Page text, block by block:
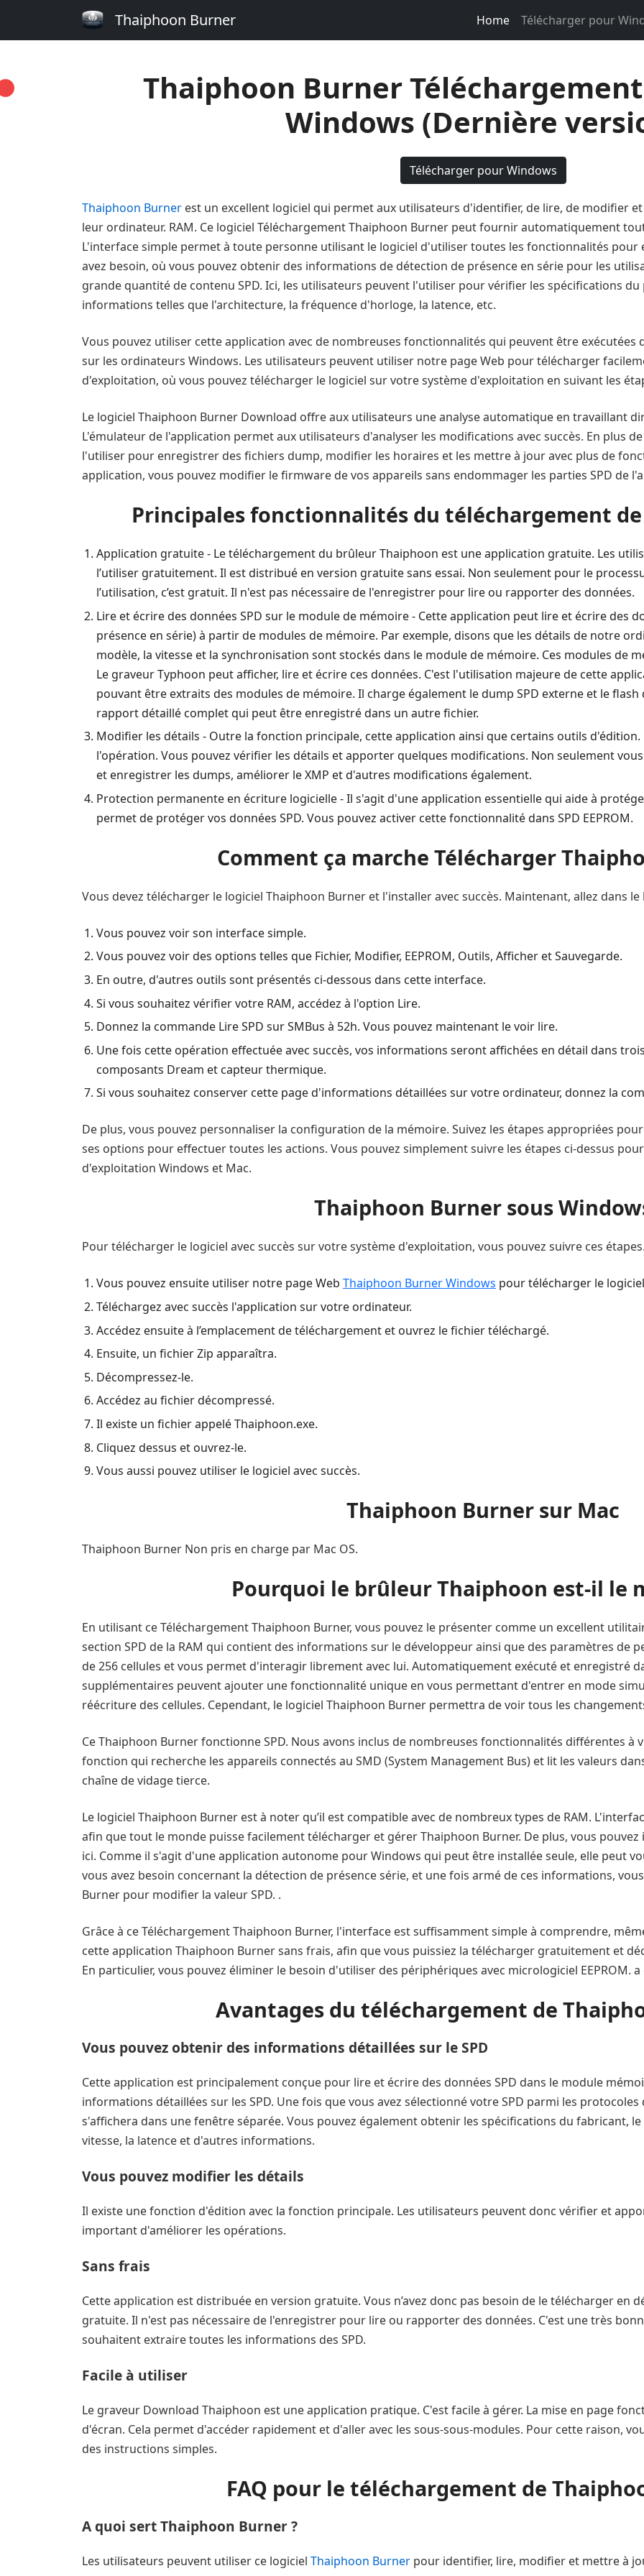
Thaiphoon Burner Home Télécharger pour
Thaiphoon Burner
Windows (Dernière
Télécharger pour Windows
Thaiphoon Burner est un excellent logiciel qui permet aux utilisateurs d'identifier, de lire, de modifier
leur ordinateur. RAM. Ce logiciel Téléchargement Thaiphoon Burner peut fournir automatiquement
L'interface simple permet à toute personne utilisant le logiciel d'utiliser toutes les fonctionnalités pour
avez besoin, où vous pouvez obtenir des informations de détection de présence en série pour les
grande quantité de contenu SPD. Ici, les utilisateurs peuvent l'utiliser pour vérifier les spécifications
informations telles que l'architecture, la fréquence d'horloge, la latence, etc.
Vous pouvez utiliser cette application avec de nombreuses fonctionnalités qui peuvent être
sur les ordinateurs Windows. Les utilisateurs peuvent utiliser notre page Web pour télécharger
d'exploitation, où vous pouvez télécharger le logiciel sur votre système d'exploitation en suivant les
Le logiciel Thaiphoon Burner Download offre aux utilisateurs une analyse automatique en travaillant
L'émulateur de l'application permet aux utilisateurs d'analyser les modifications avec succès. En plus
l'utiliser pour enregistrer des fichiers dump, modifier les horaires et les mettre à jour avec plus de
application, vous pouvez modifier le firmware de vos appareils sans endommager les parties SPD de
Principales fonctionnalités du téléchargement
Application gratuite - Le téléchargement du brûleur Thaiphoon est une application gratuite. Les
l’utiliser gratuitement. Il est distribué en version gratuite sans essai. Non seulement pour le
l’utilisation, c’est gratuit. Il n'est pas nécessaire de l'enregistrer pour lire ou rapporter des données.
Lire et écrire des données SPD sur le module de mémoire - Cette application peut lire et écrire des
présence en série) à partir de modules de mémoire. Par exemple, disons que les détails de notre
modèle, la vitesse et la synchronisation sont stockés dans le module de mémoire. Ces modules de
Le graveur Typhoon peut afficher, lire et écrire ces données. C'est l'utilisation majeure de cette
pouvant être extraits des modules de mémoire. Il charge également le dump SPD externe et le flash
rapport détaillé complet qui peut être enregistré dans un autre fichier.
Modifier les détails - Outre la fonction principale, cette application ainsi que certains outils
l'opération. Vous pouvez vérifier les détails et apporter quelques modifications. Non seulement
et enregistrer les dumps, améliorer le XMP et d'autres modifications également.
Protection permanente en écriture logicielle - Il s'agit d'une application essentielle qui aide à
permet de protéger vos données SPD. Vous pouvez activer cette fonctionnalité dans SPD EEPROM.
Comment ça marche Télécharger
Vous devez télécharger le logiciel Thaiphoon Burner et l'installer avec succès. Maintenant, allez dans
Vous pouvez voir son interface simple.
Vous pouvez voir des options telles que Fichier, Modifier, EEPROM, Outils, Afficher et Sauvegarde.
En outre, d'autres outils sont présentés ci-dessous dans cette interface.
Si vous souhaitez vérifier votre RAM, accédez à l'option Lire.
Donnez la commande Lire SPD sur SMBus à 52h. Vous pouvez maintenant le voir lire.
Une fois cette opération effectuée avec succès, vos informations seront affichées en détail dans
composants Dream et capteur thermique.
Si vous souhaitez conserver cette page d'informations détaillées sur votre ordinateur, donnez la
De plus, vous pouvez personnaliser la configuration de la mémoire. Suivez les étapes appropriées
ses options pour effectuer toutes les actions. Vous pouvez simplement suivre les étapes ci-dessus
d'exploitation Windows et Mac.
Thaiphoon Burner sous
Pour télécharger le logiciel avec succès sur votre système d'exploitation, vous pouvez suivre ces étapes.
Vous pouvez ensuite utiliser notre page Web Thaiphoon Burner Windows pour télécharger le
Téléchargez avec succès l'application sur votre ordinateur.
Accédez ensuite à l’emplacement de téléchargement et ouvrez le fichier téléchargé.
Ensuite, un fichier Zip apparaîtra.
Décompressez-le.
Accédez au fichier décompressé.
Il existe un fichier appelé Thaiphoon.exe.
Cliquez dessus et ouvrez-le.
Vous aussi pouvez utiliser le logiciel avec succès.
Thaiphoon Burner sur Mac
Thaiphoon Burner Non pris en charge par Mac OS.
Pourquoi le brûleur Thaiphoon est-il le
En utilisant ce Téléchargement Thaiphoon Burner, vous pouvez le présenter comme un excellent
section SPD de la RAM qui contient des informations sur le développeur ainsi que des paramètres de
de 256 cellules et vous permet d'interagir librement avec lui. Automatiquement exécuté et enregistré
supplémentaires peuvent ajouter une fonctionnalité unique en vous permettant d'entrer en mode
réécriture des cellules. Cependant, le logiciel Thaiphoon Burner permettra de voir tous les
Ce Thaiphoon Burner fonctionne SPD. Nous avons inclus de nombreuses fonctionnalités différentes
fonction qui recherche les appareils connectés au SMD (System Management Bus) et lit les valeurs
chaîne de vidage tierce.
Le logiciel Thaiphoon Burner est à noter qu’il est compatible avec de nombreux types de RAM.
afin que tout le monde puisse facilement télécharger et gérer Thaiphoon Burner. De plus, vous
ici. Comme il s'agit d'une application autonome pour Windows qui peut être installée seule, elle peut
vous avez besoin concernant la détection de présence série, et une fois armé de ces informations,
Burner pour modifier la valeur SPD. .
Grâce à ce Téléchargement Thaiphoon Burner, l'interface est suffisamment simple à comprendre,
cette application Thaiphoon Burner sans frais, afin que vous puissiez la télécharger gratuitement et
En particulier, vous pouvez éliminer le besoin d'utiliser des périphériques avec micrologiciel EEPROM.
Avantages du téléchargement de
Vous pouvez obtenir des informations détaillées sur le SPD
Cette application est principalement conçue pour lire et écrire des données SPD dans le module
informations détaillées sur les SPD. Une fois que vous avez sélectionné votre SPD parmi les
s'affichera dans une fenêtre séparée. Vous pouvez également obtenir les spécifications du fabricant,
vitesse, la latence et d'autres informations.
Vous pouvez modifier les détails
Il existe une fonction d'édition avec la fonction principale. Les utilisateurs peuvent donc vérifier et
important d'améliorer les opérations.
Sans frais
Cette application est distribuée en version gratuite. Vous n’avez donc pas besoin de le télécharger en
gratuite. Il n'est pas nécessaire de l'enregistrer pour lire ou rapporter des données. C'est une très
souhaitent extraire toutes les informations des SPD.
Facile à utiliser
Le graveur Download Thaiphoon est une application pratique. C'est facile à gérer. La mise en page
d'écran. Cela permet d'accéder rapidement et d'aller avec les sous-sous-modules. Pour cette raison,
des instructions simples.
FAQ pour le téléchargement de
A quoi sert Thaiphoon Burner ?
Les utilisateurs peuvent utiliser ce logiciel Thaiphoon Burner pour identifier, lire, modifier et mettre à